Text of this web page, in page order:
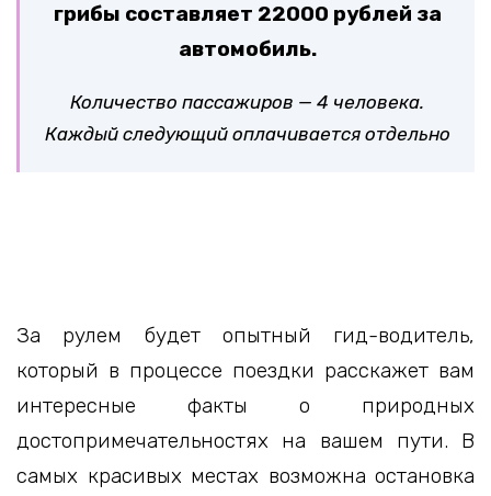
грибы составляет 22000 рублей за
автомобиль.
Количество пассажиров — 4 человека.
Каждый следующий оплачивается отдельно
За рулем будет опытный гид-водитель,
который в процессе поездки расскажет вам
интересные факты о природных
достопримечательностях на вашем пути. В
самых красивых местах возможна остановка